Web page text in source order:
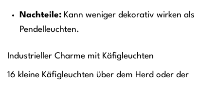
Nachteile:Kann weniger dekorativ wirken als
Pendelleuchten.
Industrieller Charme mit Käfigleuchten
16 kleine Käfigleuchten über dem Herd oder der